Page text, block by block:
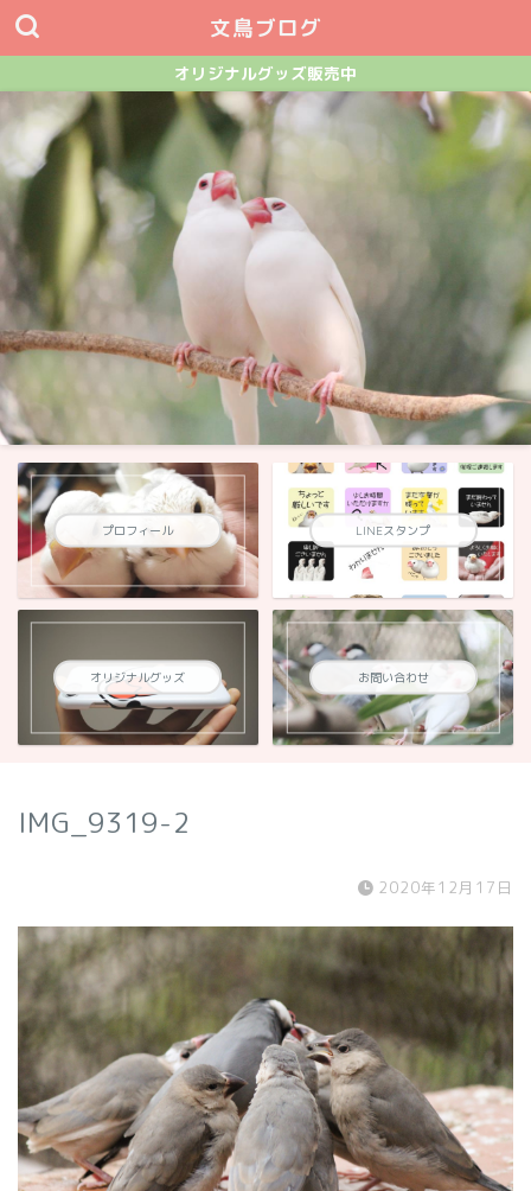
文鳥ブログ
オリジナルグッズ販売中
プロフィール LINEスタンプ
オリジナルグッズ お問い合わせ
IMG_9319-2
2020年12月17日